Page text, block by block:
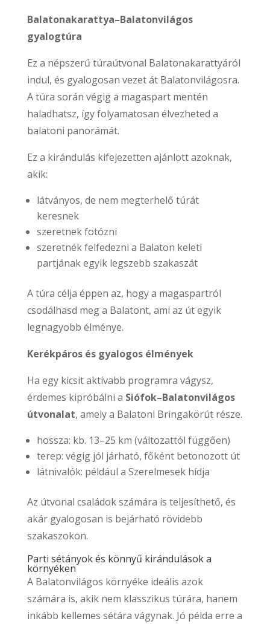
Balatonakarattya–Balatonvilágos
gyalogtúra
Ez a népszerű túraútvonal Balatonakarattyáról
indul, és gyalogosan vezet át Balatonvilágosra.
A túra során végig a magaspart mentén
haladhatsz, így folyamatosan élvezheted a
balatoni panorámát.
Ez a kirándulás kifejezetten ajánlott azoknak,
akik:
látványos, de nem megterhelő túrát
keresnek
szeretnek fotózni
szeretnék felfedezni a Balaton keleti
partjának egyik legszebb szakaszát
A túra célja éppen az, hogy a magaspartról
csodálhasd meg a Balatont, ami az út egyik
legnagyobb élménye.
Kerékpáros és gyalogos élmények
Ha egy kicsit aktívabb programra vágysz,
érdemes kipróbálni a Siófok–Balatonvilágos
útvonalat, amely a Balatoni Bringakörút része.
hossza: kb. 13–25 km (változattól függően)
terep: végig jól járható, főként betonozott út
látnivalók: például a Szerelmesek hídja
Az útvonal családok számára is teljesíthető, és
akár gyalogosan is bejárható rövidebb
szakaszokon.
Parti sétányok és könnyű kirándulások a
környéken
A Balatonvilágos környéke ideális azok
számára is, akik nem klasszikus túrára, hanem
inkább kellemes sétára vágynak. Jó példa erre a